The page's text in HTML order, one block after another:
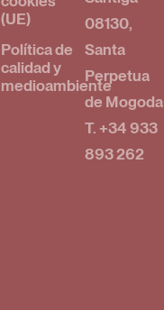
(UE)
Política de
calidad y
medioambiente
08130,
Santa
Perpetua
de Mogoda
T. +34 933
893 262